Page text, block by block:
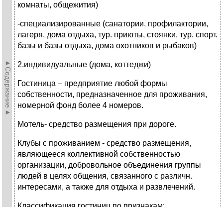
►Содержание►
комнаты, общежития)
-специализированные (санатории, профилактории,
лагеря, дома отдыха, тур. приюты, стоянки, тур. спорт.
базы и базы отдыха, дома охотников и рыбаков)
2.индивидуальные (дома, коттеджи)
Гостиница – предприятие любой формы
собственности, предназначенное для проживания,
номерной фонд более 4 номеров.
Мотель- средство размещения при дороге.
Клубы с проживанием - средство размещения,
являющееся коллективной собственностью
организации, добровольное объединения группы
людей в целях общения, связанного с различн.
интересами, а также для отдыха и развлечений.